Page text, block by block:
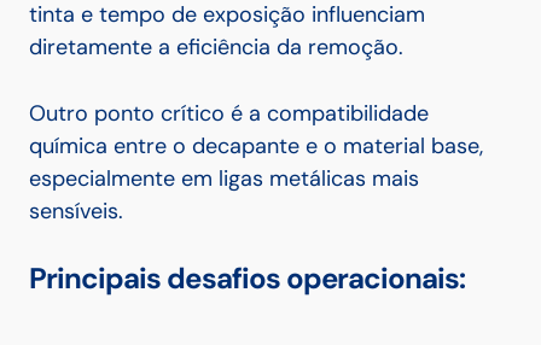
tinta e tempo de exposição influenciam
diretamente a eficiência da remoção.
Outro ponto crítico é a compatibilidade
química entre o decapante e o material base,
especialmente em ligas metálicas mais
sensíveis.
Principais desafios operacionais: